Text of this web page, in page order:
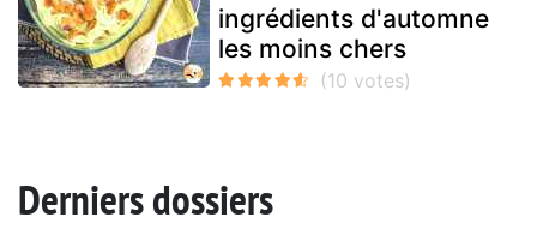
ingrédients d'automne
les moins chers
Derniers dossiers